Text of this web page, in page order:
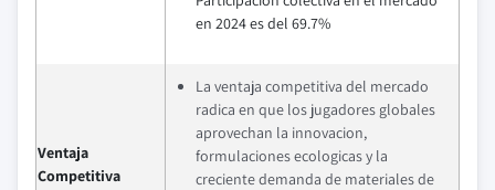
en 2024 es del 69.7%
Ventaja
Competitiva
La ventaja competitiva del mercado
radica en que los jugadores globales
aprovechan la innovacion,
formulaciones ecologicas y la
creciente demanda de materiales de